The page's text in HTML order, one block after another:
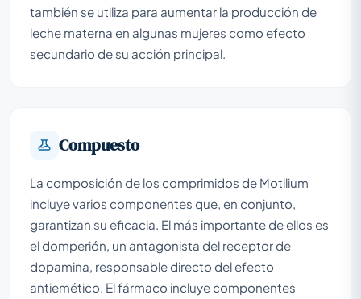
también se utiliza para aumentar la producción de
leche materna en algunas mujeres como efecto
secundario de su acción principal.
Compuesto
La composición de los comprimidos de Motilium
incluye varios componentes que, en conjunto,
garantizan su eficacia. El más importante de ellos es
el domperión, un antagonista del receptor de
dopamina, responsable directo del efecto
antiemético. El fármaco incluye componentes